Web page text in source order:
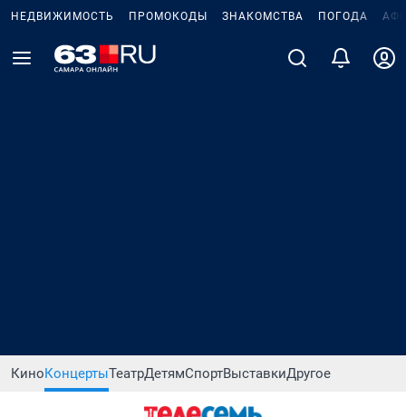
НЕДВИЖИМОСТЬ ПРОМОКОДЫ ЗНАКОМСТВА ПОГОДА
КиноКонцертыТеатрДетямСпортВыставкиДругое